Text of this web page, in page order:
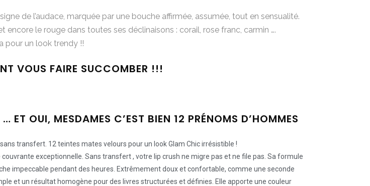
de l’audace, marquée par une bouche affirmée, assumée, tout en sensualité.
encore le rouge dans toutes ses déclinaisons : corail, rose franc, carmin ….
pour un look trendy !!
VOUS FAIRE SUCCOMBER !!!
OUI, MESDAMES C’EST BIEN 12 PRÉNOMS D’HOMMES
transfert. 12 teintes mates velours pour un look Glam Chic irrésistible !
exceptionnelle. Sans transfert , votre lip crush ne migre pas et ne file pas. Sa formule
impeccable pendant des heures. Extrêmement doux et confortable, comme une seconde
et un résultat homogène pour des livres structurées et définies. Elle apporte une couleur